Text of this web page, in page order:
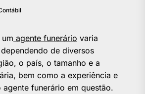
agente funerário varia
de diversos
o país, o tamanho e a
bem como a experiência e
funerário em questão.